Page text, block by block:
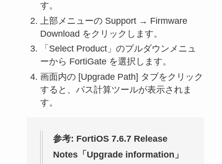
す。
上部メニューの Support → Firmware
Download をクリックします。
「Select Product」のプルダウンメニュ
ーから FortiGate を選択します。
画面内の [Upgrade Path] タブをクリック
すると、パス計算ツールが表示されま
す。
参考: FortiOS 7.6.7 Release
Notes「Upgrade information」